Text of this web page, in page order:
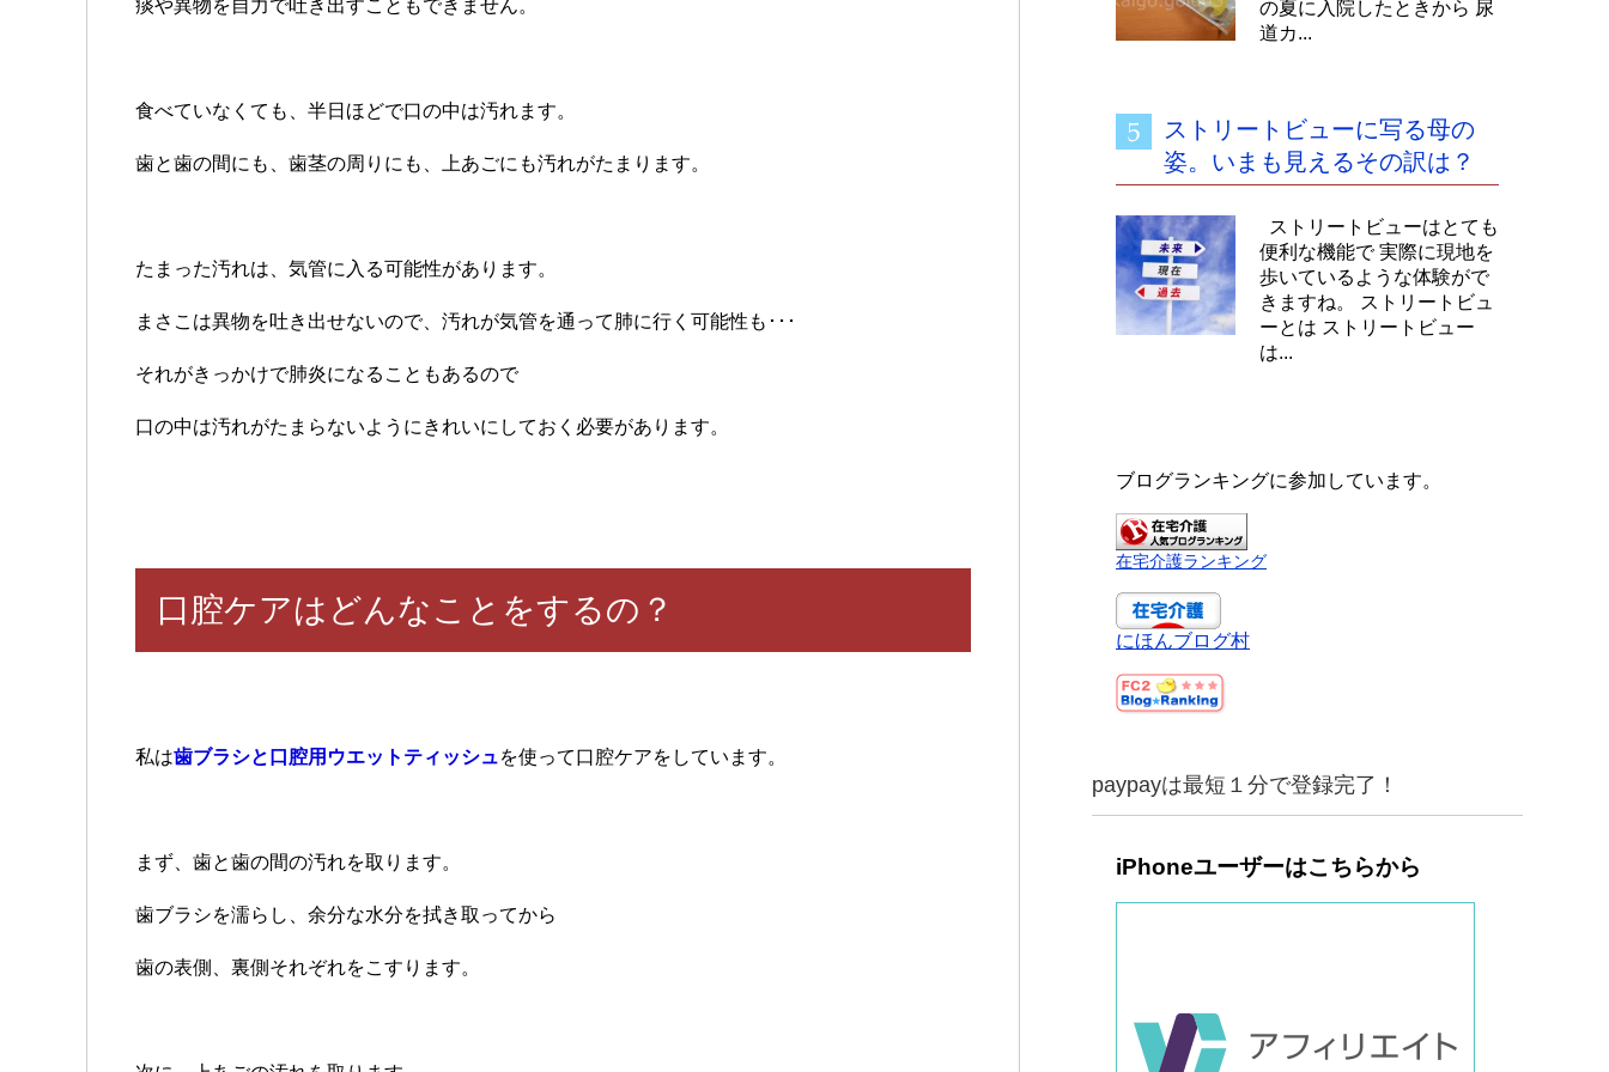
痰や異物を自力で吐き出すこともできません。
食べていなくても、半日ほどで口の中は汚れます。
歯と歯の間にも、歯茎の周りにも、上あごにも汚れがたまります。
たまった汚れは、気管に入る可能性があります。
まさこは異物を吐き出せないので、汚れが気管を通って肺に行く可能性も･･･
それがきっかけで肺炎になることもあるので
口の中は汚れがたまらないようにきれいにしておく必要があります。
口腔ケアはどんなことをするの？
私は歯ブラシと口腔用ウエットティッシュを使って口腔ケアをしています。
まず、歯と歯の間の汚れを取ります。
歯ブラシを濡らし、余分な水分を拭き取ってから
歯の表側、裏側それぞれをこすります。
の夏に入院したときから 尿
道カ...
ストリートビューに写る母の
姿。いまも見えるその訳は？
ストリートビューはとても
便利な機能で 実際に現地を
歩いているような体験がで
きますね。 ストリートビュ
ーとは ストリートビュー
は...
ブログランキングに参加しています。
在宅介護ランキング
にほんブログ村
paypayは最短１分で登録完了！
iPhoneユーザーはこちらから